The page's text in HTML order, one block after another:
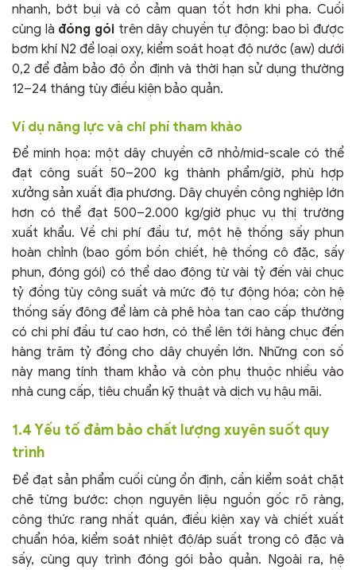
nhanh, bớt bụi và có cảm quan tốt hơn khi pha. Cuối
cùng là đóng gói trên dây chuyền tự động: bao bì được
bơm khí N2 để loại oxy, kiểm soát hoạt độ nước (aw) dưới
0,2 để đảm bảo độ ổn định và thời hạn sử dụng thường
12–24 tháng tùy điều kiện bảo quản.
Ví dụ năng lực và chi phí tham khảo
Để minh họa: một dây chuyền cỡ nhỏ/mid-scale có thể
đạt công suất 50–200 kg thành phẩm/giờ, phù hợp
xưởng sản xuất địa phương. Dây chuyền công nghiệp lớn
hơn có thể đạt 500–2.000 kg/giờ phục vụ thị trường
xuất khẩu. Về chi phí đầu tư, một hệ thống sấy phun
hoàn chỉnh (bao gồm bồn chiết, hệ thống cô đặc, sấy
phun, đóng gói) có thể dao động từ vài tỷ đến vài chục
tỷ đồng tùy công suất và mức độ tự động hóa; còn hệ
thống sấy đông để làm cà phê hòa tan cao cấp thường
có chi phí đầu tư cao hơn, có thể lên tới hàng chục đến
hàng trăm tỷ đồng cho dây chuyền lớn. Những con số
này mang tính tham khảo và còn phụ thuộc nhiều vào
nhà cung cấp, tiêu chuẩn kỹ thuật và dịch vụ hậu mãi.
1.4 Yếu tố đảm bảo chất lượng xuyên suốt quy
trình
Để đạt sản phẩm cuối cùng ổn định, cần kiểm soát chặt
chẽ từng bước: chọn nguyên liệu nguồn gốc rõ ràng,
công thức rang nhất quán, điều kiện xay và chiết xuất
chuẩn hóa, kiểm soát nhiệt độ/áp suất trong cô đặc và
sấy, cùng quy trình đóng gói bảo quản. Ngoài ra, hệ